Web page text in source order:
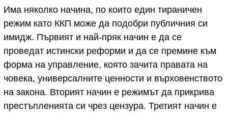
Има няколко начина, по които един тираничен
режим като ККП може да подобри публичния си
имидж. Първият и най-пряк начин е да се
проведат истински реформи и да се премине към
форма на управление, която зачита правата на
човека, универсалните ценности и върховенството
на закона. Вторият начин е режимът да прикрива
престъпленията си чрез цензура. Третият начин е